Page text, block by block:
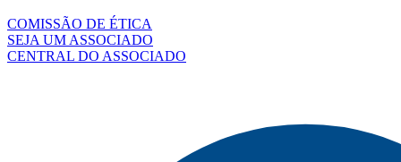
COMISSÃO DE ÉTICA
SEJA UM ASSOCIADO
CENTRAL DO ASSOCIADO